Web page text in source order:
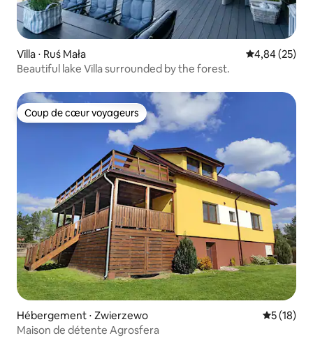
Villa ⋅ Ruś Mała Évaluation
4,84 (25)
Beautiful lake Villa surrounded by the forest.
Coup de cœur voyageurs
Coup de cœur voyageurs
Hébergement ⋅ Zwierzewo
5 (18)
Maison de détente Agrosfera